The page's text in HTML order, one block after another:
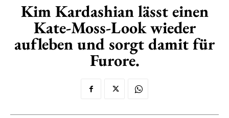
Kim Kardashian lässt einen
Kate-Moss-Look wieder
aufleben und sorgt damit für
Furore.